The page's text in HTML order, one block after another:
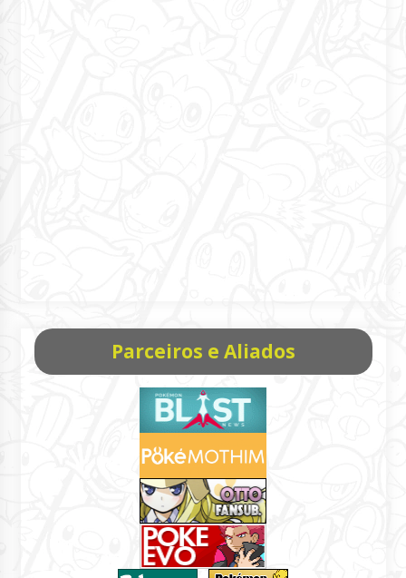
Parceiros e Aliados